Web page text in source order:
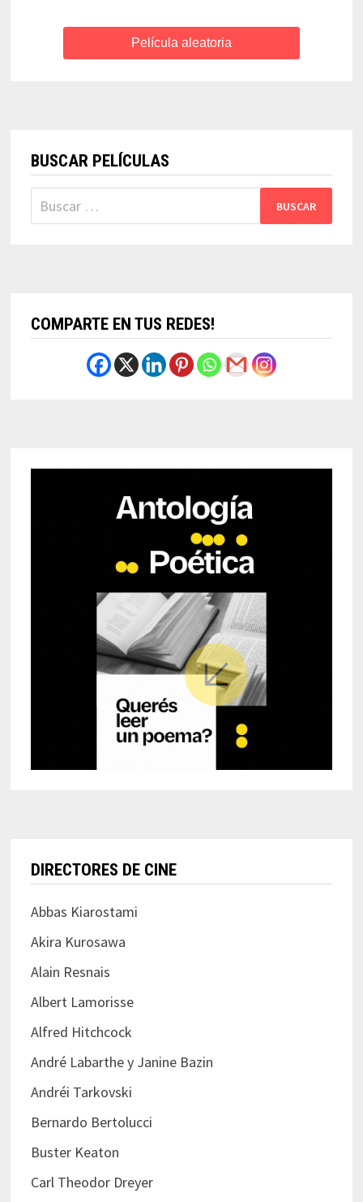
Película aleatoria
BUSCAR PELÍCULAS
Buscar:
COMPARTE EN TUS REDES!
DIRECTORES DE CINE
Abbas Kiarostami
Akira Kurosawa
Alain Resnais
Albert Lamorisse
Alfred Hitchcock
André Labarthe y Janine Bazin
Andréi Tarkovski
Bernardo Bertolucci
Buster Keaton
Carl Theodor Dreyer